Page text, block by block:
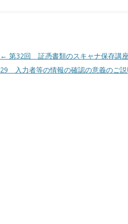
投稿ナビゲーション
← 第32回 証憑書類のスキャナ保存講
29 入力者等の情報の確認の意義のご説